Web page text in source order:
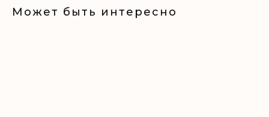
Может быть интересно